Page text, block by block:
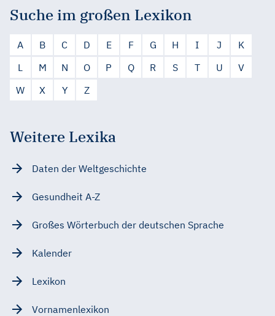
Suche im großen Lexikon
A B C D E F G H I J
K
L
M N O P Q R S T U
V
W
X Y Z
Weitere Lexika
Daten der Weltgeschichte
Gesundheit A-Z
Großes Wörterbuch der deutschen Sprache
Kalender
Lexikon
Vornamenlexikon